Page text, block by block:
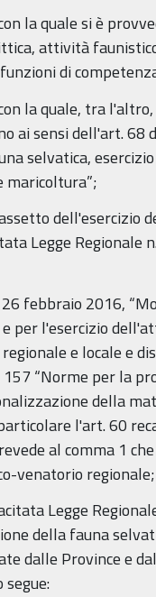
la quale si è
attività
di
la quale, tra
ai sensi dell'art.
selvatica,
maricoltura”;
Legge
febbraio 2016,
per l'esercizio
e locale e
“Norme per la
della
l'art. 60
al comma 1
venatorio regionale;
Legge
della fauna
dalle Province e